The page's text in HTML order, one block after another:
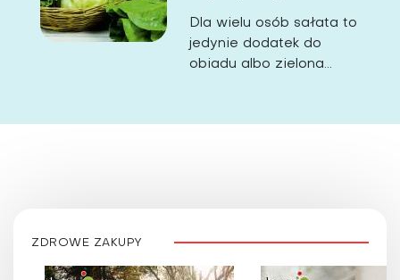
Dla wielu osób sałata to
jedynie dodatek do
obiadu albo zielona...
ZDROWE ZAKUPY